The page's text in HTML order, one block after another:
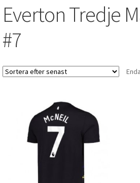
Everton Tredje
#7